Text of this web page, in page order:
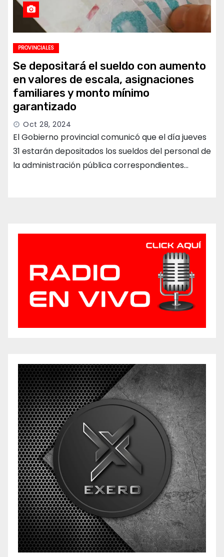
PROVINCIALES
Se depositará el sueldo con aumento
en valores de escala, asignaciones
familiares y monto mínimo
garantizado
Oct 28, 2024
El Gobierno provincial comunicó que el día jueves
31 estarán depositados los sueldos del personal de
la administración pública correspondientes…